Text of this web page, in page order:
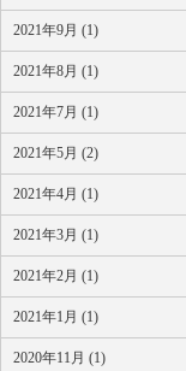
2021年9月 (1)
2021年8月 (1)
2021年7月 (1)
2021年5月 (2)
2021年4月 (1)
2021年3月 (1)
2021年2月 (1)
2021年1月 (1)
2020年11月 (1)